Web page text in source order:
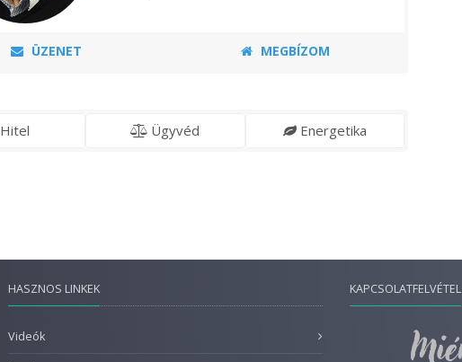
ÜZENET MEGBÍZOM
Hitel Ügyvéd Energetika
HASZNOS LINKEK
Videók
KAPCSOLATFELVÉTEL